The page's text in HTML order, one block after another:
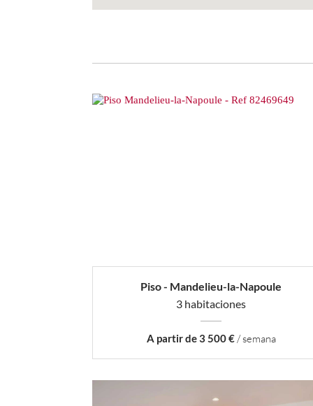
Piso - Mandelieu-la-Napoule
3 habitaciones
A partir de 3 500 €/ semana